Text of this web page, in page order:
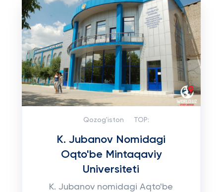
Qozog'iston TOP:
K. Jubanov Nomidagi
Oqto'be Mintaqaviy
Universiteti
K. Jubanov nomidagi Aqto'be